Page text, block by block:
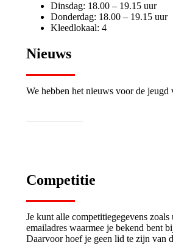
Dinsdag: 18.00 – 19.15 uur
Donderdag: 18.00 – 19.15 uur
Kleedlokaal: 4
Nieuws
We hebben het nieuws voor de jeugd
Competitie
Je kunt alle competitiegegevens
emailadres waarmee je bekend bent
Daarvoor hoef je geen lid te zijn van